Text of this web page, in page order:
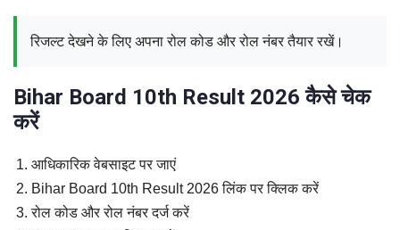
रिजल्ट देखने के लिए अपना रोल कोड और रोल नंबर तैयार रखें।
Bihar Board 10th Result 2026 कैसे चेक
करें
आधिकारिक वेबसाइट पर जाएं
Bihar Board 10th Result 2026 लिंक पर क्लिक करें
रोल कोड और रोल नंबर दर्ज करें